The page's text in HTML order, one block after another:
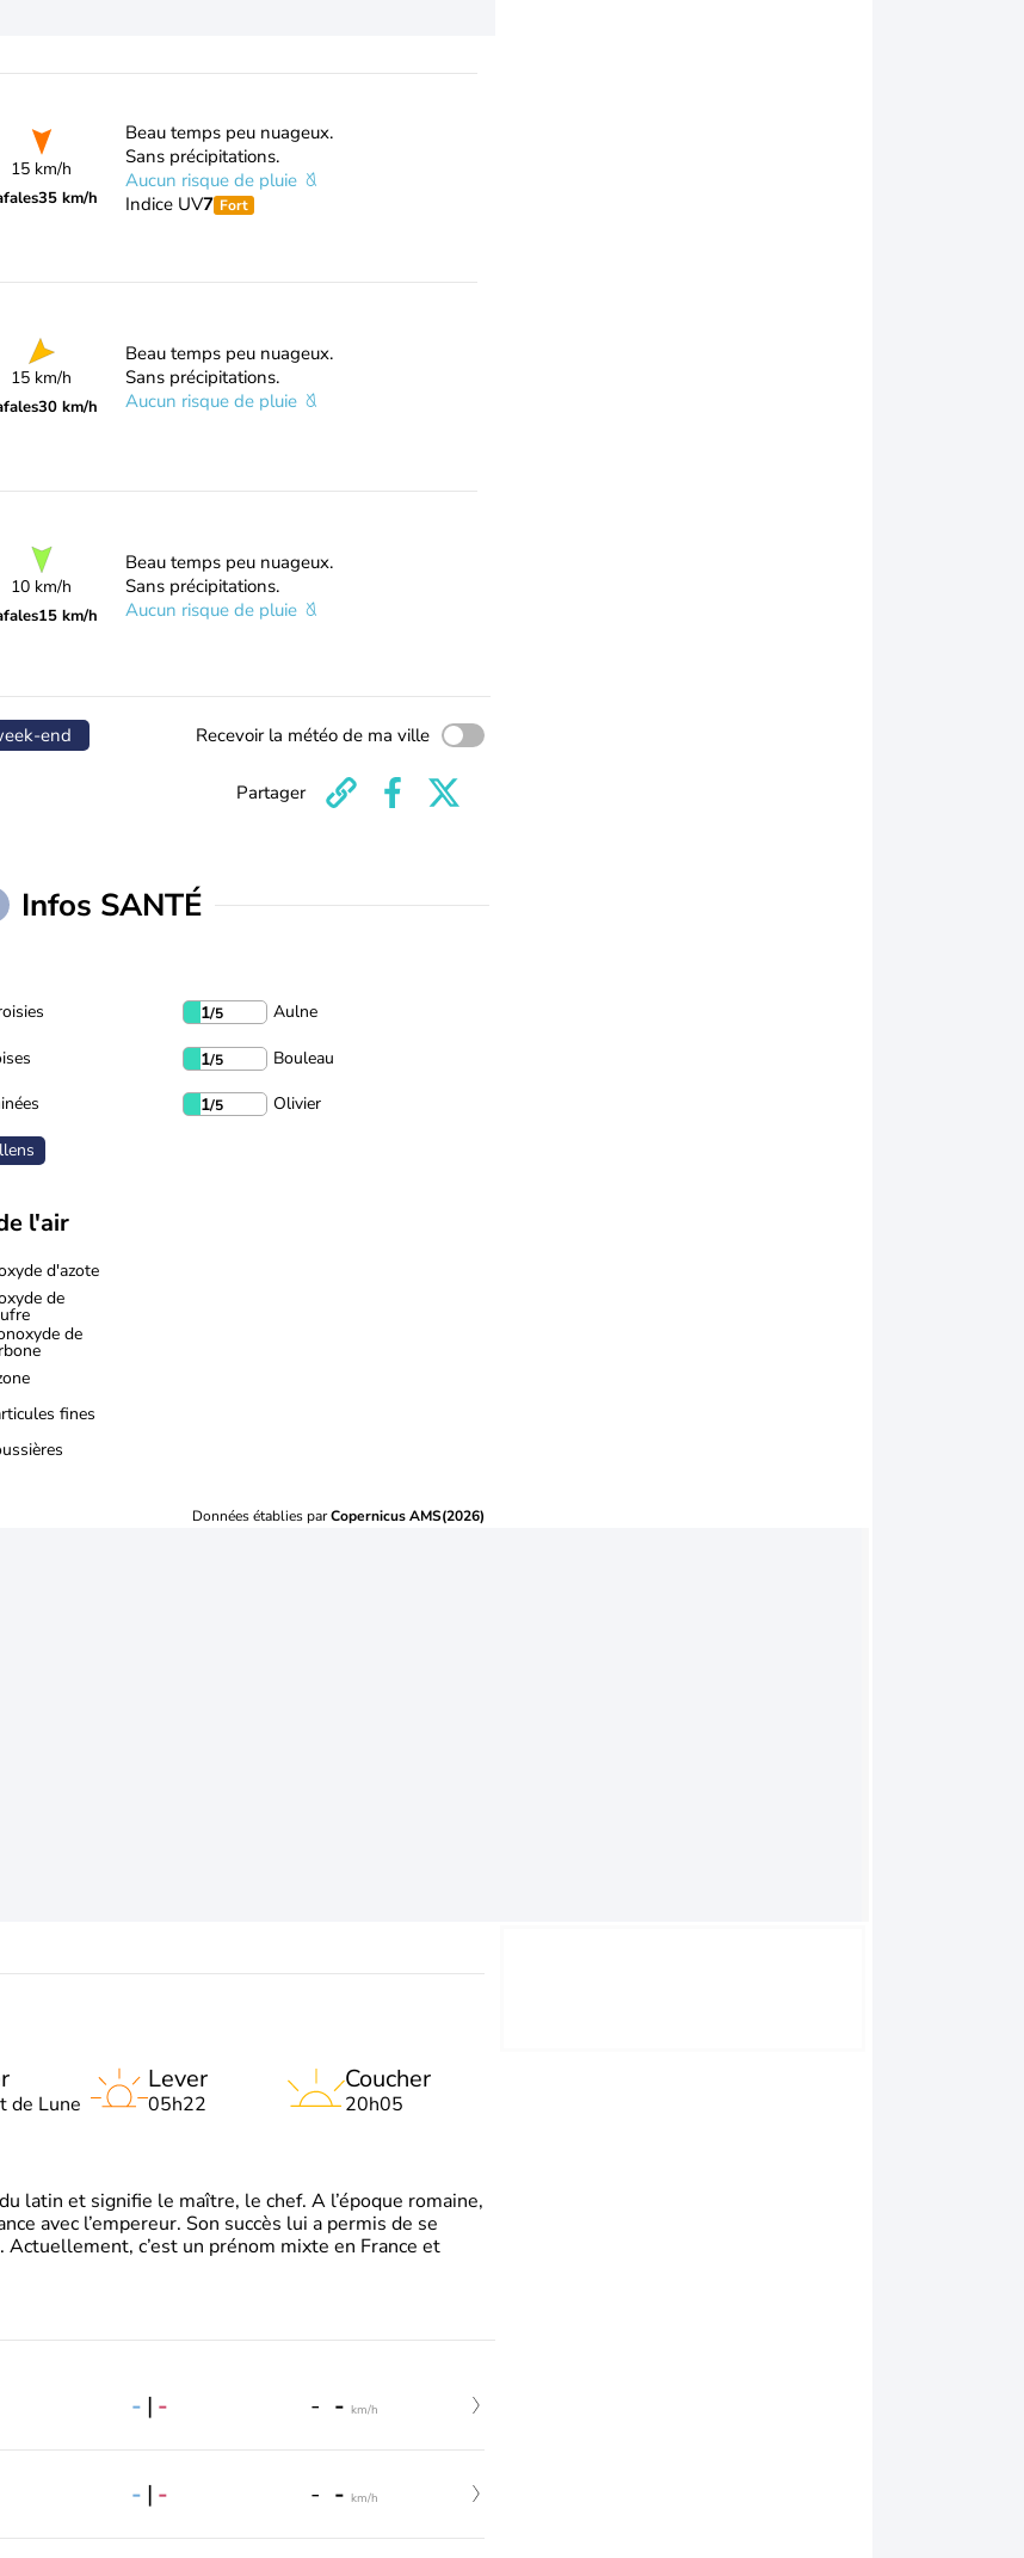
15 km/h
35 km/h
Beau temps peu nuageux.
Sans précipitations.
Aucun risque de pluie
Indice UV7 Fort
15 km/h
30 km/h
Beau temps peu nuageux.
Sans précipitations.
Aucun risque de pluie
10 km/h
15 km/h
Beau temps peu nuageux.
Sans précipitations.
Aucun risque de pluie
end Recevoir la météo de ma ville
Partager
Infos SANTÉ
1/5 Aulne
1/5 Bouleau
1/5 Olivier
l'air
d'azote
de
de
fines
Données établies parCopernicus AMS(2026)
de Lune
Lever
05h22
Coucher
20h05
latin et signifie le maître, le chef. A l’époque romaine,
avec l’empereur. Son succès lui a permis de se
Actuellement, c’est un prénom mixte en France et
- | - - - km/h
- | - - - km/h